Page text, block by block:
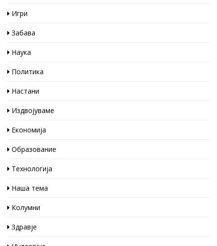
Игри
Забава
Наука
Политика
Настани
Издвојуваме
Економија
Образование
Технологија
Наша тема
Колумни
Здравје